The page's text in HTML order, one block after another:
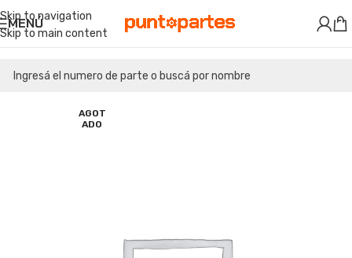
Skip to navigation
Skip to main content
MENÚ
AGOT
ADO